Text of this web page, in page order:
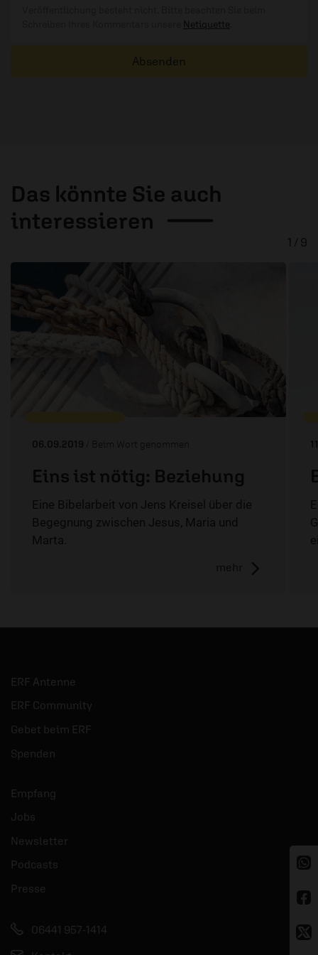
Netiquette
Absenden
Das könnte Sie auch
interessieren
06.09.2019 / Beim Wort genommen
Eins ist nötig: Beziehung
Eine Bibelarbeit von Jens Kreisel über die
Begegnung zwischen Jesus, Maria und
Marta.
mehr
1 / 9
ERF Antenne
ERF Community
Gebet beim ERF
Spenden
Empfang
Jobs
Newsletter
Podcasts
Presse
06441 957-1414